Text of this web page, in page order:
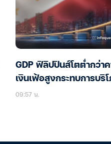
GDP ฟิลิปปินส์โตต่ำกว่าค
เงินเฟ้อสูงกระทบการบริ
09:57 น.